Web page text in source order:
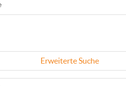
Erweiterte Suche